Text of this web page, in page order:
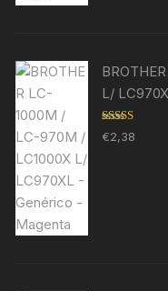
L/
Avaliação
5.00de 5
€2,38